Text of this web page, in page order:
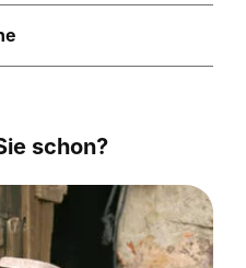
schon?